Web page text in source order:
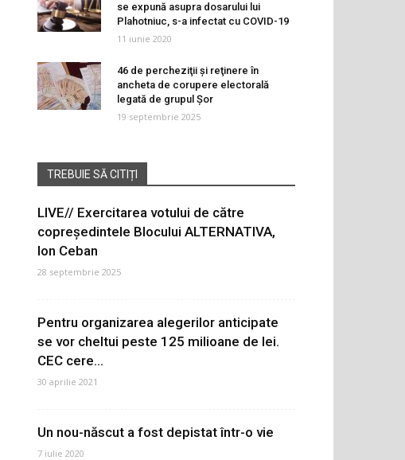
se expună asupra dosarului lui
Plahotniuc, s-a infectat cu COVID-19
11 iunie 2020
46 de percheziţii și reţinere în
ancheta de corupere electorală
legată de grupul Şor
19 septembrie 2025
TREBUIE SĂ CITIȚI
LIVE// Exercitarea votului de către
copreședintele Blocului ALTERNATIVA,
Ion Ceban
28 septembrie 2025
Pentru organizarea alegerilor anticipate
se vor cheltui peste 125 milioane de lei.
CEC cere...
30 aprilie 2021
Un nou-născut a fost depistat într-o vie
7 iulie 2020